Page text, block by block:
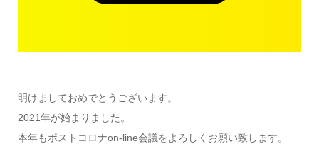
明けましておめでとうございます。
2021年が始まりました。
本年もポストコロナon-line会議をよろしくお願い致します。